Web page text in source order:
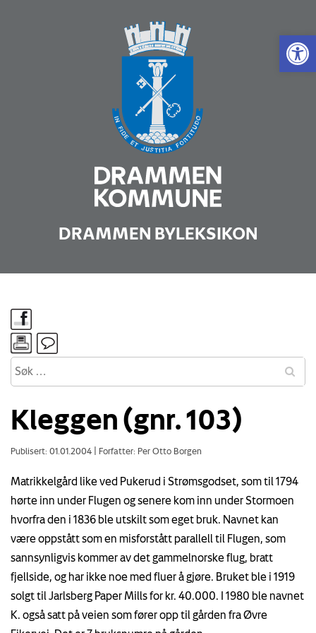
Vis
DRAMMEN BYLEKSIKON
Kleggen (gnr. 103)
Publisert: 01.01.2004 Forfatter: Per Otto Borgen
Matrikkelgård like ved Pukerud i Strømsgodset, som til 1794
hørte inn under Flugen og senere kom inn under Stormoen
hvorfra den i 1836 ble utskilt som eget bruk. Navnet kan
være oppstått som en misforstått parallell til Flugen, som
sannsynligvis kommer av det gammelnorske flug, bratt
fjellside, og har ikke noe med fluer å gjøre. Bruket ble i 1919
solgt til Jarlsberg Paper Mills for kr. 40.000. I 1980 ble navnet
K. også satt på veien som fører opp til gården fra Øvre